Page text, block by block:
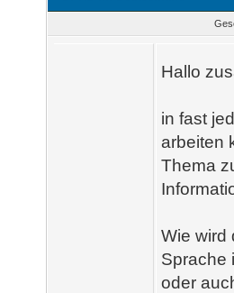
Hallo
in fast
arbeiten
Thema
Wie wird
Sprache
oder